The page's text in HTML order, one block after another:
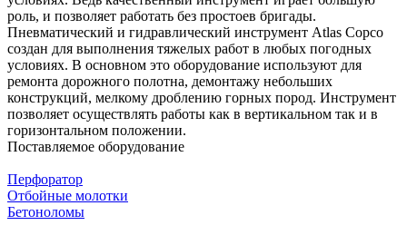
роль, и позволяет работать без простоев бригады.
Пневматический и гидравлический инструмент Atlas Copco
создан для выполнения тяжелых работ в любых погодных
условиях. В основном это оборудование используют для
ремонта дорожного полотна, демонтажу небольших
конструкций, мелкому дроблению горных пород. Инструмент
позволяет осуществлять работы как в вертикальном так и в
горизонтальном положении.
Поставляемое оборудование
Перфоратор
Отбойные молотки
Бетоноломы